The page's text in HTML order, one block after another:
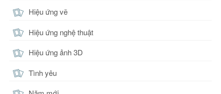
Hiệu ứng vẽ
Hiệu ứng nghệ thuật
Hiệu ứng ảnh 3D
Tình yêu